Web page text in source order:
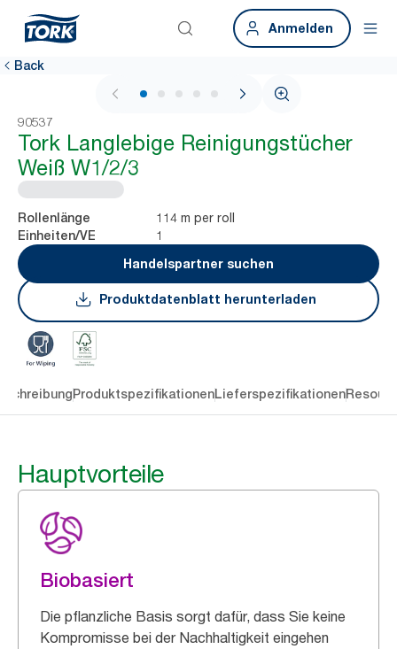
Anmelden
Back
1 / 6
90537
Tork Langlebige Reinigungstücher
Weiß W1/2/3
Rollenlänge 114 m per roll
Einheiten/VE
1
Handelspartner suchen
Produktdatenblatt herunterladen
ProduktspezifikationenLieferspezifikationen
Hauptvorteile
Biobasiert
Die pflanzliche Basis sorgt dafür, dass Sie keine
Kompromisse bei der Nachhaltigkeit eingehen